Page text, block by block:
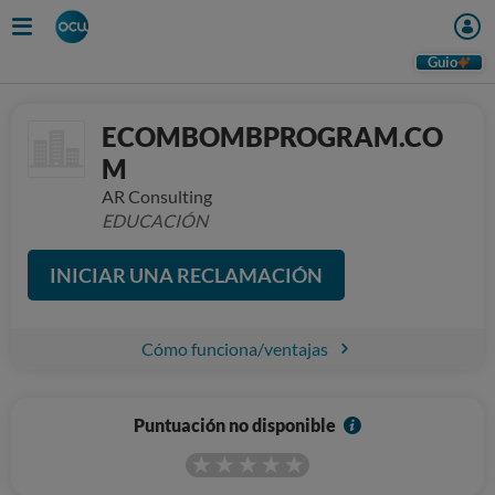
Guio
ECOMBOMBPROGRAM.CO
M
AR Consulting
EDUCACIÓN
INICIAR UNA RECLAMACIÓN
Cómo funciona/ventajas
Puntuación no disponible
I